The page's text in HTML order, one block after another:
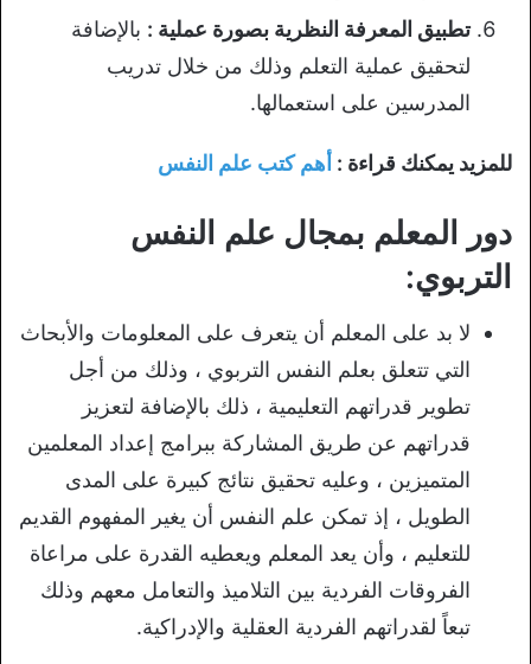
تطبيق المعرفة النظرية بصورة عملية : بالإضافة
لتحقيق عملية التعلم وذلك من خلال تدريب
المدرسين على استعمالها.
للمزيد يمكنك قراءة : أهم كتب علم النفس
دور المعلم بمجال علم النفس
التربوي:
لا بد على المعلم أن يتعرف على المعلومات والأبحاث
التي تتعلق بعلم النفس التربوي ، وذلك من أجل
تطوير قدراتهم التعليمية ، ذلك بالإضافة لتعزيز
قدراتهم عن طريق المشاركة ببرامج إعداد المعلمين
المتميزين ، وعليه تحقيق نتائج كبيرة على المدى
الطويل ، إذ تمكن علم النفس أن يغير المفهوم القديم
للتعليم ، وأن يعد المعلم ويعطيه القدرة على مراعاة
الفروقات الفردية بين التلاميذ والتعامل معهم وذلك
تبعاً لقدراتهم الفردية العقلية والإدراكية.